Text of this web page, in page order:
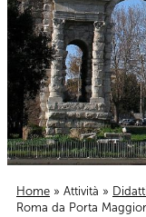
Home » Attività »
Roma da Porta